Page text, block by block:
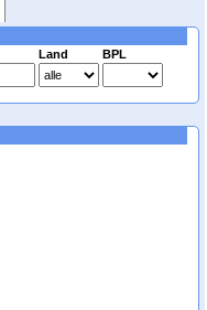
Land BPL